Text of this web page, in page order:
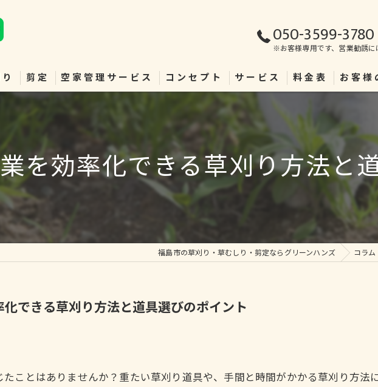
050-3599-3780
※お客様専用です、営業勧誘
剪定 空家管理サービス コンセプト サービス 料金表 お客様
を効率化できる草刈り方法と
福島市の草刈り・草むしり・剪定ならグリーンハンズ コラム
できる草刈り方法と道具選びのポイント
ことはありませんか？重たい草刈り道具や、手間と時間がかかる草刈り方法